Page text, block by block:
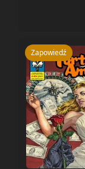
Zapowiedź